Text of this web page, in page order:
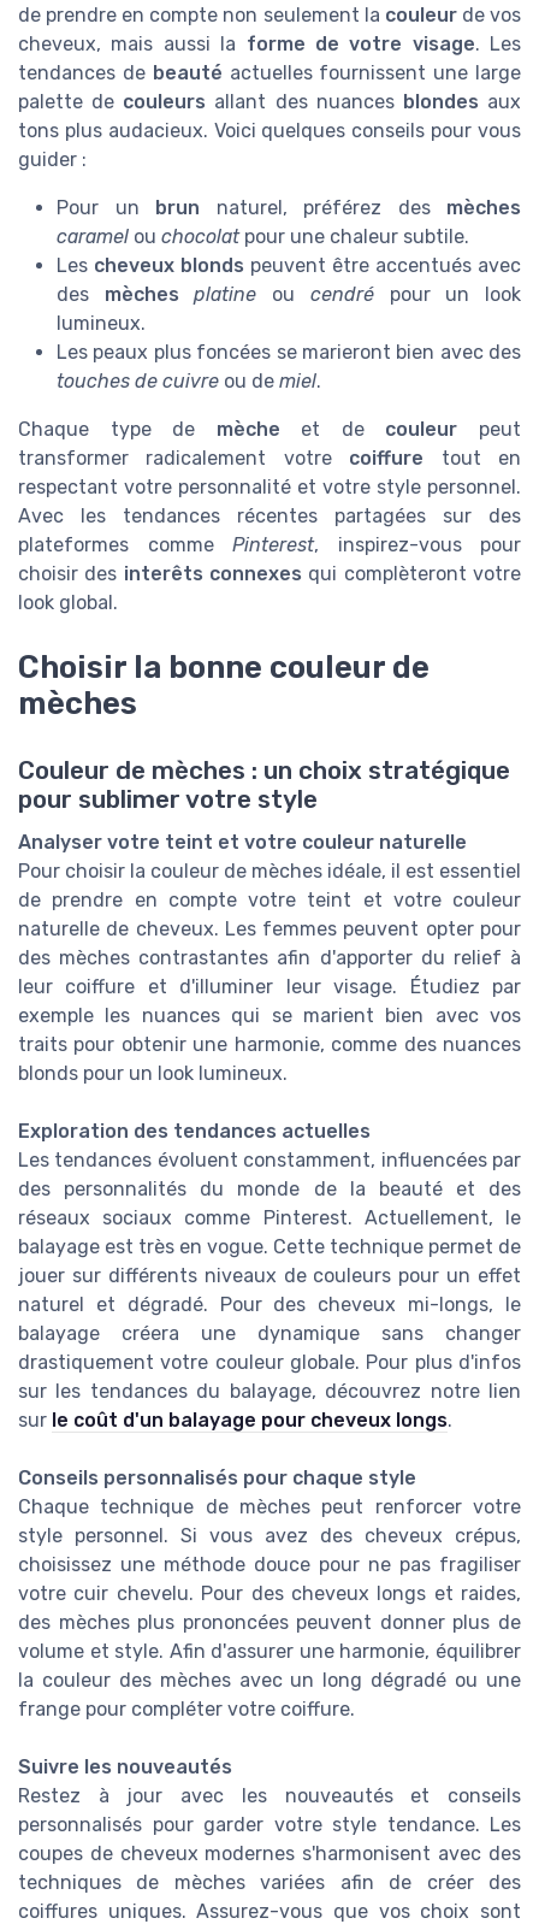
de prendre en compte non seulement la couleurde vos
cheveux, mais aussi la forme de votre visage. Les
tendances de beauté actuelles fournissent une large
palette de couleurs allant des nuances blondes aux
tons plus audacieux. Voici quelques conseils pour vous
guider :
Pour un brun naturel, préférez des mèches
caramel ou chocolatpour une chaleur subtile.
Les cheveux blonds peuvent être accentués avec
des mèches platine ou cendrépour un look
lumineux.
Les peaux plus foncées se marieront bien avec des
touches de cuivre ou de miel.
Chaque type de mèche et de couleur peut
transformer radicalement votre coiffure tout en
respectant votre personnalité et votre style personnel.
Avec les tendances récentes partagées sur des
plateformes comme Pinterest, inspirez-vous pour
choisir des interêts connexes qui complèteront votre
look global.
Choisir la bonne couleur de
mèches
Couleur de mèches : un choix stratégique
pour sublimer votre style
Analyser votre teint et votre couleur naturelle
Pour choisir la couleur de mèches idéale, il est essentiel
de prendre en compte votre teint et votre couleur
naturelle de cheveux. Les femmes peuvent opter pour
des mèches contrastantes afin d'apporter du relief à
leur coiffure et d'illuminer leur visage. Étudiez par
exemple les nuances qui se marient bien avec vos
traits pour obtenir une harmonie, comme des nuances
blonds pour un look lumineux.
Exploration des tendances actuelles
Les tendances évoluent constamment, influencées par
des personnalités du monde de la beauté et des
réseaux sociaux comme Pinterest. Actuellement, le
balayage est très en vogue. Cette technique permet de
jouer sur différents niveaux de couleurs pour un effet
naturel et dégradé. Pour des cheveux mi-longs, le
balayage créera une dynamique sans changer
drastiquement votre couleur globale. Pour plus d'infos
sur les tendances du balayage, découvrez notre lien
sur le coût d'un balayage pour cheveux longs.
Conseils personnalisés pour chaque style
Chaque technique de mèches peut renforcer votre
style personnel. Si vous avez des cheveux crépus,
choisissez une méthode douce pour ne pas fragiliser
votre cuir chevelu. Pour des cheveux longs et raides,
des mèches plus prononcées peuvent donner plus de
volume et style. Afin d'assurer une harmonie, équilibrer
la couleur des mèches avec un long dégradé ou une
frange pour compléter votre coiffure.
Suivre les nouveautés
Restez à jour avec les nouveautés et conseils
personnalisés pour garder votre style tendance. Les
coupes de cheveux modernes s'harmonisent avec des
techniques de mèches variées afin de créer des
coiffures uniques. Assurez-vous que vos choix sont